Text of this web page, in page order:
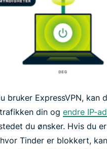
bruker ExpressVPN, kan
din og endre IP-
du ønsker. Hvis du
Tinder er blokkert,